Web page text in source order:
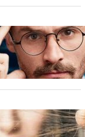
Semnele unui IQ
proteine: